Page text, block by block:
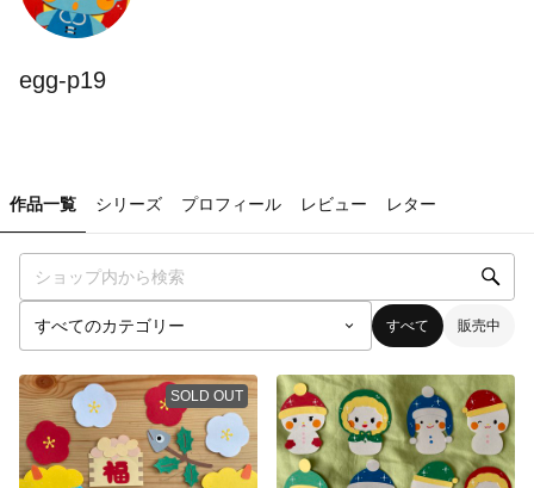
egg-p19
作品一覧 シリーズ プロフィール レビュー レター
すべて 販売中
SOLD OUT